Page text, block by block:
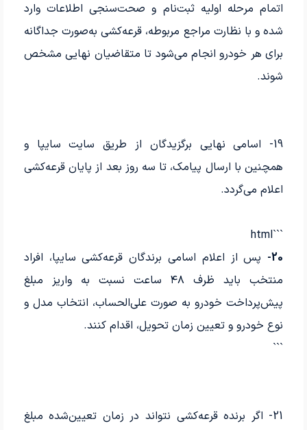
اتمام مرحله اولیه ثبت‌نام و صحت‌سنجی اطلاعات وارد
شده و با نظارت مراجع مربوطه، قرعه‌کشی به‌صورت جداگانه
برای هر خودرو انجام می‌شود تا متقاضیان نهایی مشخص
شوند.
19- اسامی نهایی برگزیدگان از طریق سایت سایپا و
همچنین با ارسال پیامک، تا سه روز بعد از پایان قرعه‌کشی
اعلام می‌گردد.
```html
20-
پس از اعلام اسامی برندگان قرعه‌کشی سایپا، افراد
منتخب باید ظرف ۴۸ ساعت نسبت به واریز مبلغ
پیش‌پرداخت خودرو به صورت علی‌الحساب، انتخاب مدل و
نوع خودرو و تعیین زمان تحویل، اقدام کنند.
```
21- اگر برنده قرعه‌کشی نتواند در زمان تعیین‌شده مبلغ